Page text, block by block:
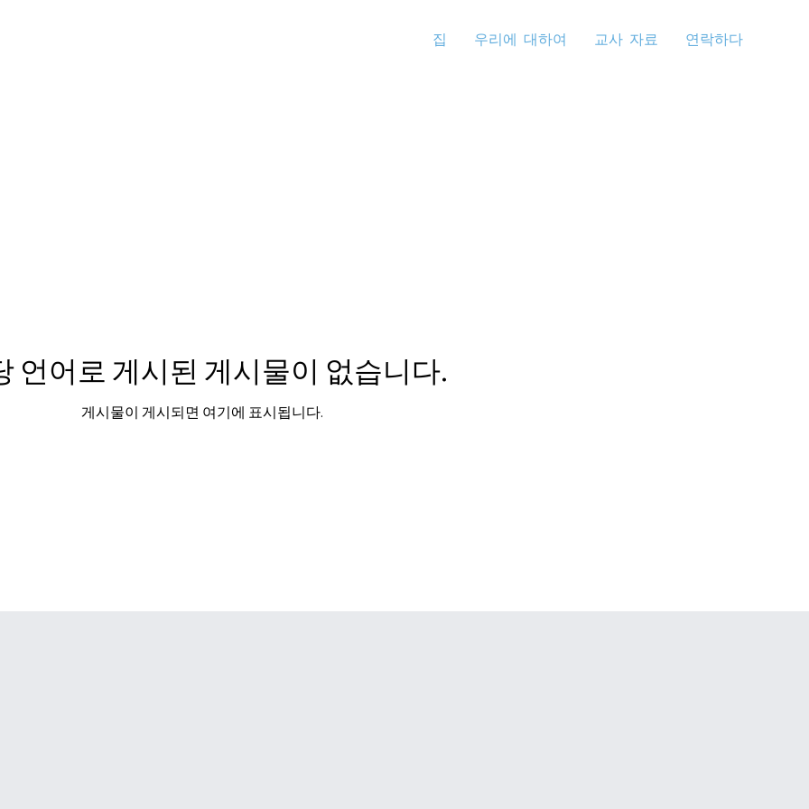
집 우리에 대하여 교사 자료 연락하다
언어로 게시된 게시물이 없습니다.
게시물이 게시되면 여기에 표시됩니다.